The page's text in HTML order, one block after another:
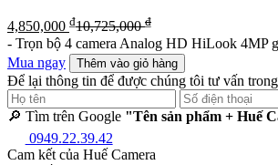
4,850,000 ₫10,725,000₫
- Trọn bộ 4 camera Analog HD HiLook 4MP
Mua ngay
Thêm vào giỏ hàng
Để lại thông tin để được chúng tôi tư vấn
🔎 Tìm trên Google "Tên sản phẩm + Huế
0949.22.39.42
Cam kết của Huế Camera